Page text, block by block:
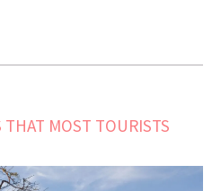
MOST TOURISTS